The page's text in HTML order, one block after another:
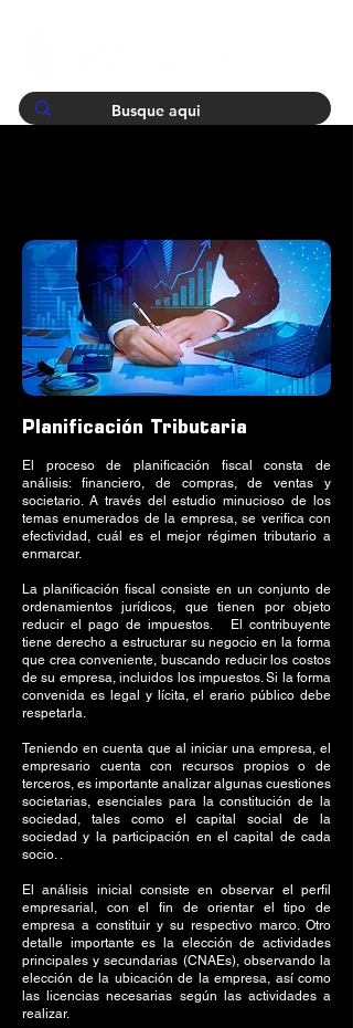
Planificación Tributaria
El proceso de planificación fiscal consta de
análisis: financiero, de compras, de ventas y
societario. A través del estudio minucioso de los
temas enumerados de la empresa, se verifica con
efectividad, cuál es el mejor régimen tributario a
enmarcar.
La planificación fiscal consiste en un conjunto de
ordenamientos jurídicos, que tienen por objeto
reducir el pago de impuestos. El contribuyente
tiene derecho a estructurar su negocio en la forma
que crea conveniente, buscando reducir los costos
de su empresa, incluidos los impuestos. Si la forma
convenida es legal y lícita, el erario público debe
respetarla.
Teniendo en cuenta que al iniciar una empresa, el
empresario cuenta con recursos propios o de
terceros, es importante analizar algunas cuestiones
societarias, esenciales para la constitución de la
sociedad, tales como el capital social de la
sociedad y la participación en el capital de cada
socio. .
El análisis inicial consiste en observar el perfil
empresarial, con el fin de orientar el tipo de
empresa a constituir y su respectivo marco. Otro
detalle importante es la elección de actividades
principales y secundarias (CNAEs), observando la
elección de la ubicación de la empresa, así como
las licencias necesarias según las actividades a
realizar.